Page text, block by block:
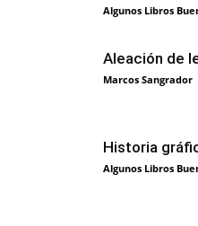
Algunos Libros
Aleación de
Marcos Sangrador
Historia
Algunos Libros